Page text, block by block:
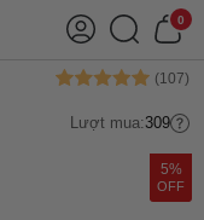
0
Lượt mua:309
5%
OFF